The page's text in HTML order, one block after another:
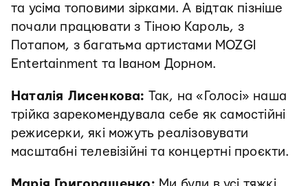
та усіма топовими зірками. А відтак пізніше
почали працювати з Тіною Кароль, з
Потапом, з багатьма артистами MOZGI
Entertainment та Іваном Дорном.
Наталія Лисенкова: Так, на «Голосі» наша
трійка зарекомендувала себе як самостійні
режисерки, які можуть реалізовувати
масштабні телевізійні та концертні проєкти.